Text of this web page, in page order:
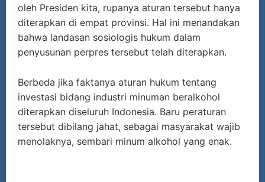
oleh Presiden kita, rupanya aturan tersebut hanya
diterapkan di empat provinsi. Hal ini menandakan
bahwa landasan sosiologis hukum dalam
penyusunan perpres tersebut telah diterapkan.
Berbeda jika faktanya aturan hukum tentang
investasi bidang industri minuman beralkohol
diterapkan diseluruh Indonesia. Baru peraturan
tersebut dibilang jahat, sebagai masyarakat wajib
menolaknya, sembari minum alkohol yang enak.